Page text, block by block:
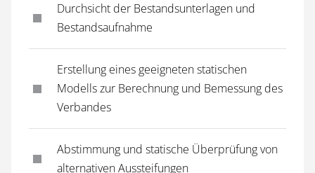
Durchsicht der Bestandsunterlagen und
Bestandsaufnahme
Erstellung eines geeigneten statischen
Modells zur Berechnung und Bemessung des
Verbandes
Abstimmung und statische Überprüfung von
alternativen Aussteifungen